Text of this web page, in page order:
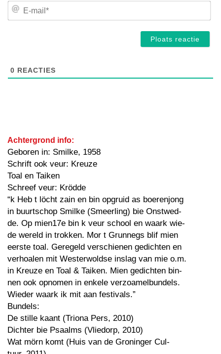
E-
0 REACTIES
Achtergrond info:
Geboren in: Smilke, 1958
Schrift ook veur: Kreuze
Toal en Taiken
Schreef veur: Krödde
“k Heb t löcht zain en bin opgruid as boerenjong
in buurtschop Smilke (Smeerling) bie Onstwed-
de. Op mien17e bin k veur school en waark wie-
de wereld in trokken. Mor t Grunnegs blif mien
eerste toal. Geregeld verschienen gedichten en
verhoalen mit Westerwoldse inslag van mie o.m.
in Kreuze en Toal & Taiken. Mien gedichten bin-
nen ook opnomen in enkele verzoamelbundels.
Wieder waark ik mit aan festivals.”
Bundels:
De stille kaant (Triona Pers, 2010)
Dichter bie Psaalms (Vliedorp, 2010)
Wat mörn komt (Huis van de Groninger Cul-